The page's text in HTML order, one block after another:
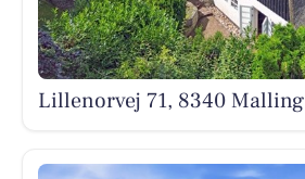
Lillenorvej 71, 8340 Malling